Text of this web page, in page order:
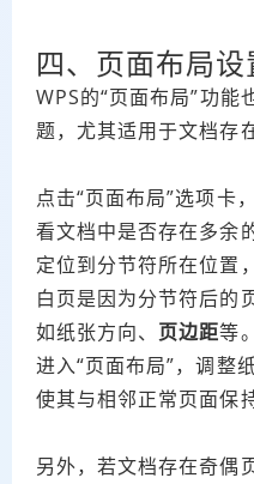
四、页面布局设
WPS的“页面布局”功能
题，尤其适用于文档存
点击“页面布局”选项卡
看文档中是否存在多余
定位到分节符所在位置
白页是因为分节符后的
如纸张方向、 页边距等
进入“页面布局”，调整
使其与相邻正常页面保
另外，若文档存在奇偶